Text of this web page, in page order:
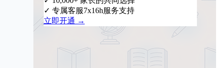
✓ 专属客服7x16h服务支持
立即开通 →